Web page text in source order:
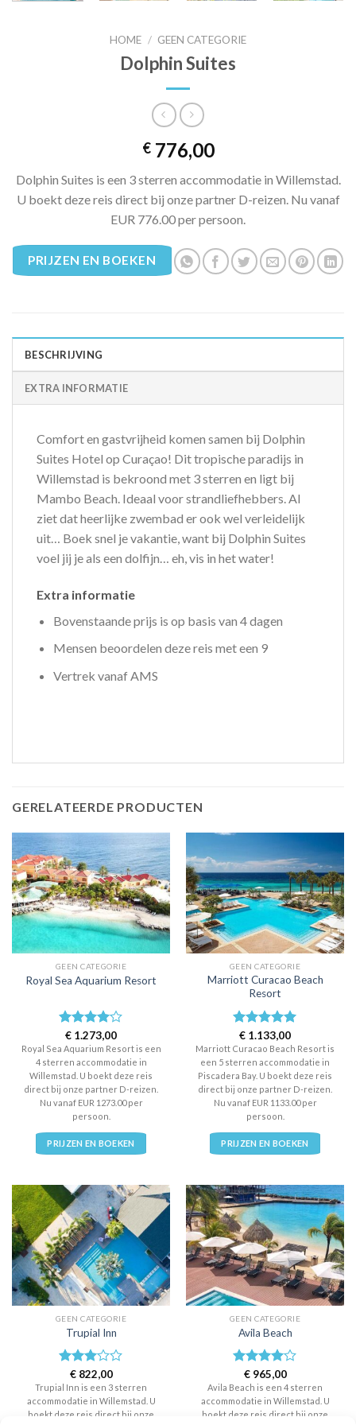
HOME / GEEN CATEGORIE
Dolphin Suites
€776,00
Dolphin Suites is een 3 sterren accommodatie in Willemstad.
U boekt deze reis direct bij onze partner D-reizen. Nu vanaf
EUR 776.00 per persoon.
PRIJZEN EN BOEKEN
BESCHRIJVING
EXTRA INFORMATIE
Comfort en gastvrijheid komen samen bij Dolphin
Suites Hotel op Curaçao! Dit tropische paradijs in
Willemstad is bekroond met 3 sterren en ligt bij
Mambo Beach. Ideaal voor strandliefhebbers. Al
ziet dat heerlijke zwembad er ook wel verleidelijk
uit… Boek snel je vakantie, want bij Dolphin Suites
voel jij je als een dolfijn… eh, vis in het water!
Extra informatie
Bovenstaande prijs is op basis van 4 dagen
Mensen beoordelen deze reis met een 9
Vertrek vanaf AMS
GERELATEERDE PRODUCTEN
GEEN CATEGORIE
Royal Sea Aquarium Resort
Waardering
4uit 5
€ 1.273,00
Royal Sea Aquarium Resort is een
4 sterren accommodatie in
Willemstad. U boekt deze reis
direct bij onze partner D-reizen.
Nu vanaf EUR 1273.00 per
persoon.
PRIJZEN EN BOEKEN
GEEN CATEGORIE
Marriott Curacao Beach
Resort
Waardering
5uit 5
€ 1.133,00
Marriott Curacao Beach Resort is
een 5 sterren accommodatie in
Piscadera Bay. U boekt deze reis
direct bij onze partner D-reizen.
Nu vanaf EUR 1133.00 per
persoon.
PRIJZEN EN BOEKEN
GEEN CATEGORIE
Trupial Inn
Waardering
3 uit 5
€822,00
Trupial Inn is een 3 sterren
accommodatie in Willemstad. U
boekt deze reis direct bij onze
GEEN CATEGORIE
Avila Beach
Waardering
4uit 5
€965,00
Avila Beach is een 4 sterren
accommodatie in Willemstad. U
boekt deze reis direct bij onze